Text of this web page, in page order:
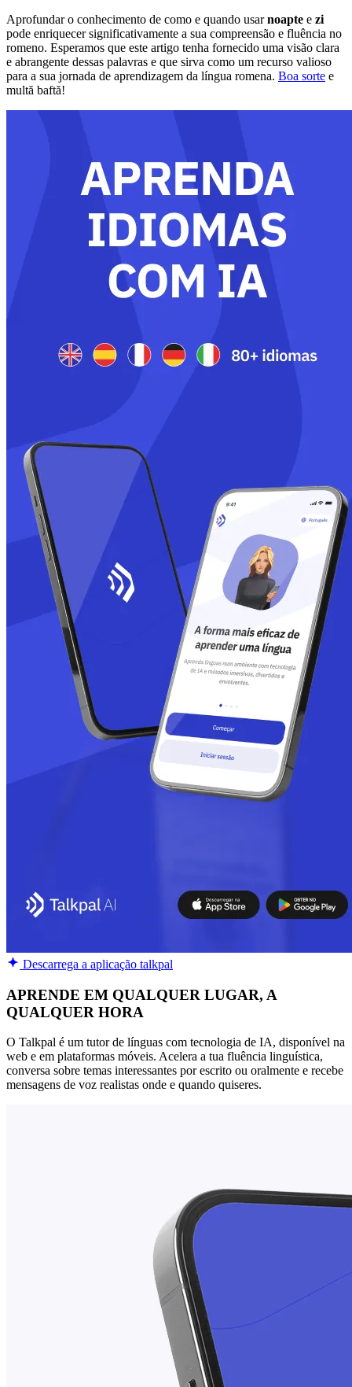
Aprofundar o conhecimento de como e quando usarnoapte e zi
pode enriquecer significativamente a sua compreensão e fluência no
romeno. Esperamos que este artigo tenha fornecido uma visão clara
e abrangente dessas palavras e que sirva como um recurso valioso
para a sua jornada de aprendizagem da língua romena. Boa sorte e
multă baftă!
Descarrega a aplicação talkpal
APRENDE EM QUALQUER LUGAR, A
QUALQUER HORA
O Talkpal é um tutor de línguas com tecnologia de IA, disponível na
web e em plataformas móveis. Acelera a tua fluência linguística,
conversa sobre temas interessantes por escrito ou oralmente e recebe
mensagens de voz realistas onde e quando quiseres.